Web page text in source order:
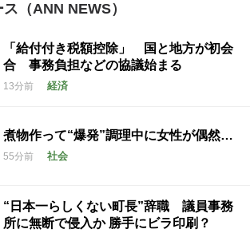
（ANN NEWS）
「給付付き税額控除」 国と地方が初会
合 事務負担などの協議始まる
13分前 経済
煮物作って“爆発”調理中に女性が偶然…
55分前 社会
“日本一らしくない町長”辞職 議員事務
所に無断で侵入か 勝手にビラ印刷？